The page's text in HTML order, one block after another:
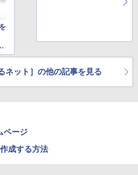
ネット］の他の記事を見る
ページ
成する方法